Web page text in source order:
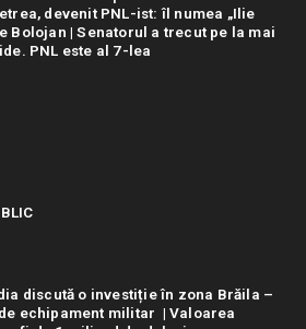
devenit PNL-ist: îl numea „Ilie
Bolojan | Senatorul a trecut pe la mai
PNL este al 7-lea
discută o investiție în zona Brăila –
echipament militar | Valoarea